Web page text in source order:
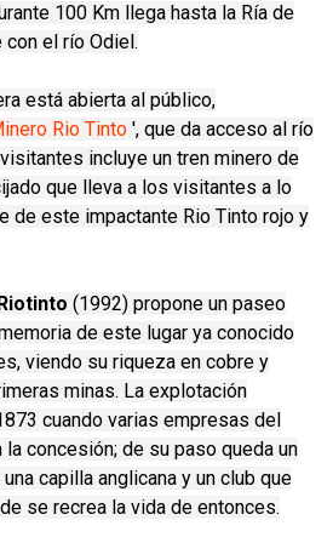
100 Km llega hasta la Ría de
el río Odiel.
está abierta al público,
Rio Tinto ', que da acceso al río
incluye un tren minero de
que lleva a los visitantes a lo
de este impactante Rio Tinto rojo y
(1992) propone un paseo
de este lugar ya conocido
viendo su riqueza en cobre y
minas. La explotación
cuando varias empresas del
concesión; de su paso queda un
capilla anglicana y un club que
se recrea la vida de entonces.